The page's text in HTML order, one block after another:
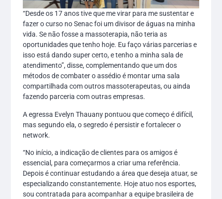
“Desde os 17 anos tive que me virar para me sustentar e
fazer o curso no Senac foi um divisor de águas na minha
vida. Se não fosse a massoterapia, não teria as
oportunidades que tenho hoje. Eu faço várias parcerias e
isso está dando super certo, e tenho a minha sala de
atendimento”, disse, complementando que um dos
métodos de combater o assédio é montar uma sala
compartilhada com outros massoterapeutas, ou ainda
fazendo parceria com outras empresas.
A egressa Evelyn Thauany pontuou que começo é difícil,
mas segundo ela, o segredo é persistir e fortalecer o
network.
“No início, a indicação de clientes para os amigos é
essencial, para começarmos a criar uma referência.
Depois é continuar estudando a área que deseja atuar, se
especializando constantemente. Hoje atuo nos esportes,
sou contratada para acompanhar a equipe brasileira de